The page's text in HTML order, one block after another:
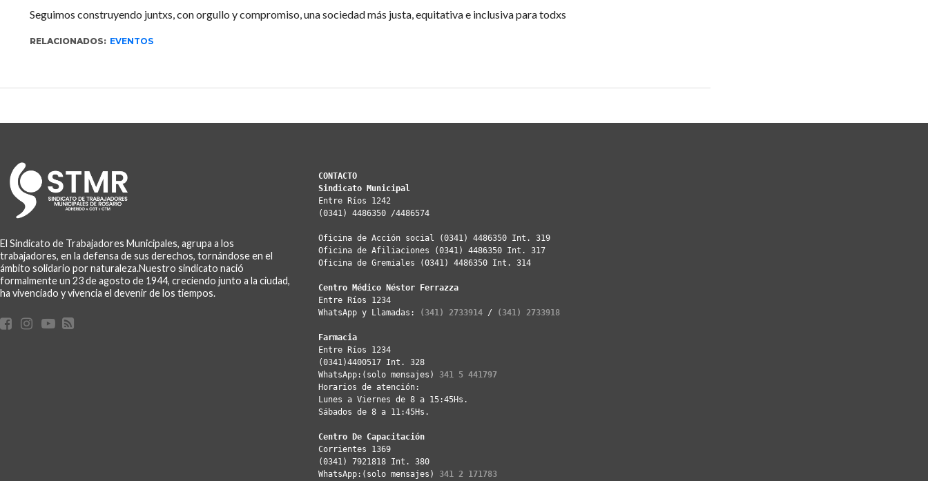
Seguimos construyendo juntxs, con orgullo y compromiso, una sociedad más justa, equitativa e inclusiva para todxs
RELACIONADOS: EVENTOS
El Sindicato de Trabajadores Municipales, agrupa a los
trabajadores, en la defensa de sus derechos, tornándose en el
ámbito solidario por naturaleza.Nuestro sindicato nació
formalmente un 23 de agosto de 1944, creciendo junto a la ciudad,
ha vivenciado y vivencia el devenir de los tiempos.
CONTACTO
Sindicato Municipal
Entre Ríos 1242
(0341) 4486350 /4486574
Oficina de Acción social (0341) 4486350 Int. 319
Oficina de Afiliaciones (0341) 4486350 Int. 317
Oficina de Gremiales (0341) 4486350 Int. 314
Centro Médico Néstor Ferrazza
Entre Ríos 1234
WhatsApp y Llamadas:
(341) 2733914 / (341) 2733918
Farmacia
Entre Ríos 1234
(0341)4400517 Int. 328
WhatsApp:(solo mensajes) 341 5 441797
Horarios de atención:
Lunes a Viernes de 8 a 15:45Hs.
Sábados de 8 a 11:45Hs.
Centro De Capacitación
Corrientes 1369
(0341) 7921818 Int. 380
WhatsApp:(solo mensajes) 341 2 171783